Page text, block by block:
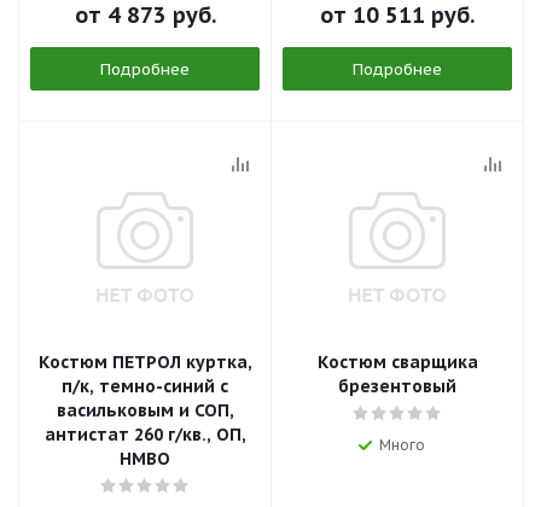
от 4 873 руб.
Подробнее
от 10 511 руб.
Подробнее
Костюм ПЕТРОЛ куртка,
п/к, темно-синий с
васильковым и СОП,
антистат 260 г/кв., ОП,
НМВО
Костюм сварщика
брезентовый
Много